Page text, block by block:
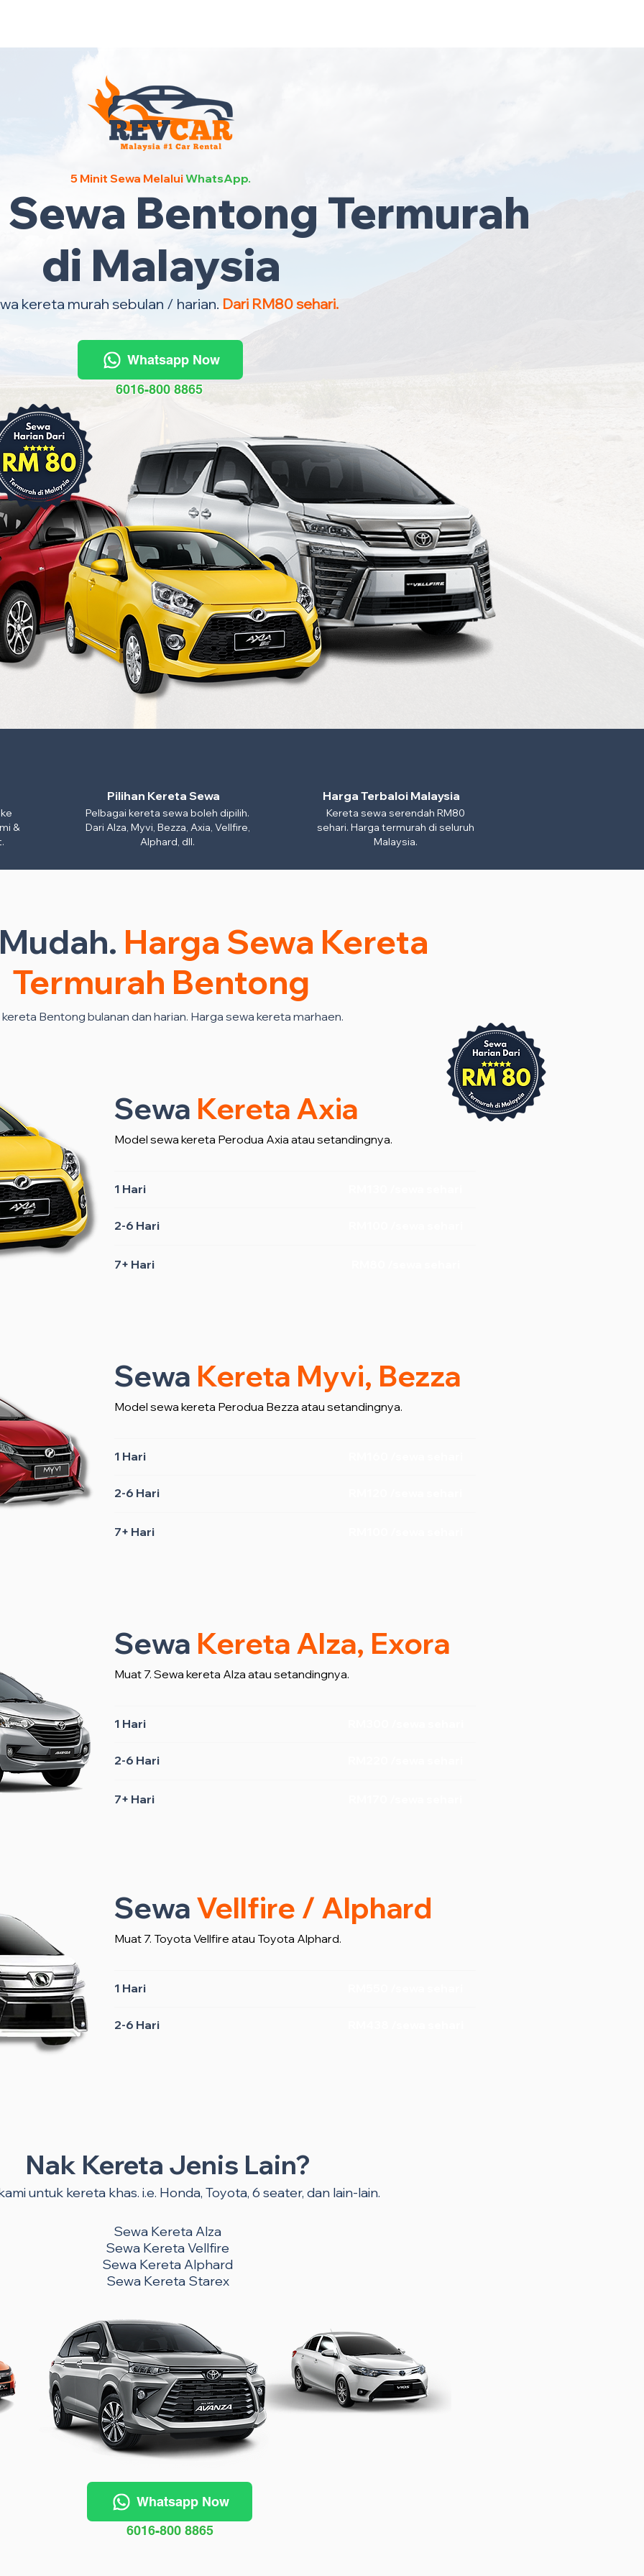
5 Minit Sewa MelaluiWhatsApp.
Bentong Termurah
di Malaysia
kereta murah sebulan / harian. Dari RM80 sehari.
Whatsapp Now
6016-800 8865
&
Pilihan Kereta Sewa
Pelbagai kereta sewa boleh dipilih.
Dari Alza, Myvi, Bezza, Axia, Vellfire,
Alphard, dll.
Harga Terbaloi Malaysia
Kereta sewa serendah RM80
sehari. Harga termurah di seluruh
Malaysia.
Harga Sewa Kereta
Termurah Bentong
Bentong bulanan dan harian. Harga sewa kereta marhaen.
Sewa Kereta Axia
Model sewa kereta Perodua Axia atau setandingnya.
1 Hari
2-6 Hari
7+ Hari
Sewa Kereta Myvi, Bezza
Model sewa kereta Perodua Bezza atau setandingnya.
1 Hari
2-6 Hari
7+ Hari
Sewa Kereta Alza, Exora
Muat 7. Sewa kereta Alza atau setandingnya.
1 Hari
2-6 Hari
7+ Hari
Sewa Vellfire / Alphard
Muat 7. Toyota Vellfire atau Toyota Alphard.
1 Hari
2-6 Hari
Nak Kereta Jenis Lain?
untuk kereta khas. i.e. Honda, Toyota, 6 seater, dan lain-lain.
Sewa Kereta Alza
Sewa Kereta Vellfire
Sewa Kereta Alphard
Sewa Kereta Starex
Whatsapp Now
6016-800 8865